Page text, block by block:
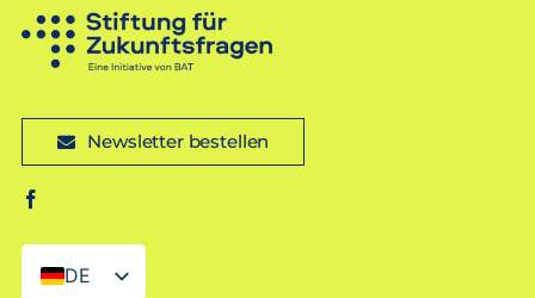
Newsletter bestellen
DE